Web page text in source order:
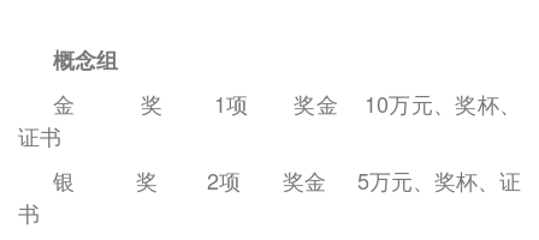
概念组
金
奖 1项 奖金 10万元、奖杯、
证书
银
奖 2项 奖金 5万元、奖杯、证
书